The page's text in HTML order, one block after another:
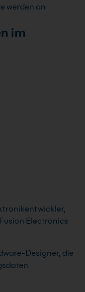
werden an
im
Electronics
Designer, die